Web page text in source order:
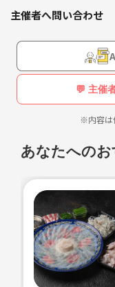
500円~700円くらいだと思
プロのパティシエが教え
本格的なスイーツが学
気になったらまずは
質問からでも受け付けて
参加お待ちしておりま
主催者へ問い合わせ
💬 主催
※内容は
あなたへの